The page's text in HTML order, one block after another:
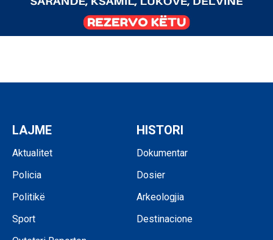
LAJME
Aktualitet
Policia
Politikë
Sport
HISTORI
Dokumentar
Dosier
Arkeologjia
Destinacione